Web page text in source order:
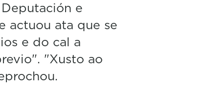
e
actuou ata que se
e do cal a
"Xusto ao